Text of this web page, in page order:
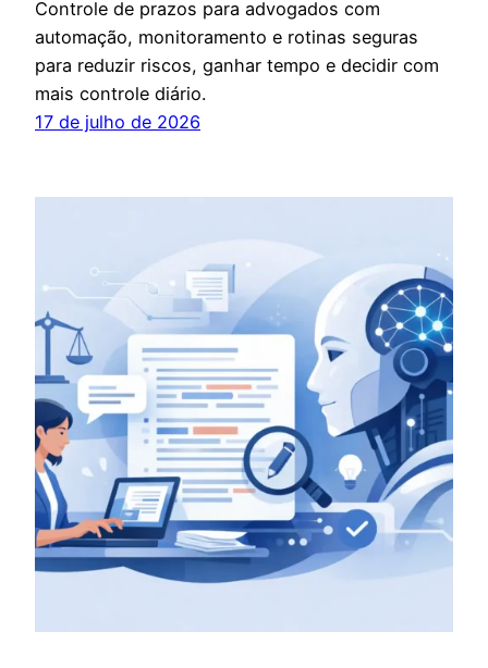
Controle de prazos para advogados com
automação, monitoramento e rotinas seguras
para reduzir riscos, ganhar tempo e decidir com
mais controle diário.
17 de julho de 2026